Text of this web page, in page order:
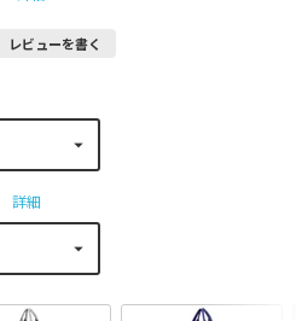
レビューを書く
詳細